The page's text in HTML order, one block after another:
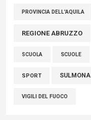
PROVINCIA DELL'AQUILA
REGIONE ABRUZZO
SCUOLA SCUOLE
SPORT SULMONA
VIGILI DEL FUOCO